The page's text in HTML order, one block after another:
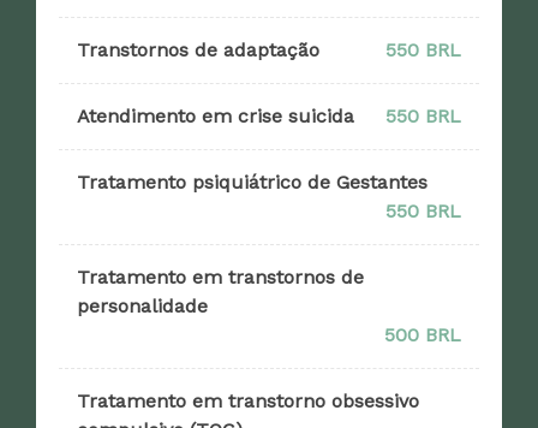
Transtornos de adaptação 550 BRL
Atendimento em crise suicida 550 BRL
Tratamento psiquiátrico de Gestantes
550 BRL
Tratamento em transtornos de
personalidade
500 BRL
Tratamento em transtorno obsessivo